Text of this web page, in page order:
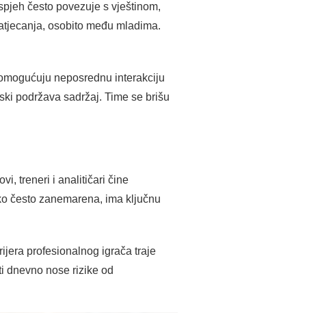
često povezuje s vještinom,
osobito među mladima.
neposrednu interakciju
podržava sadržaj. Time se brišu
treneri i analitičari čine
često zanemarena, ima ključnu
profesionalnog igrača traje
dnevno nose rizike od